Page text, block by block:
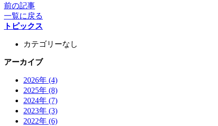
前の記事
一覧に戻る
トピックス
カテゴリーなし
アーカイブ
2026年 (4)
2025年 (8)
2024年 (7)
2023年 (3)
2022年 (6)